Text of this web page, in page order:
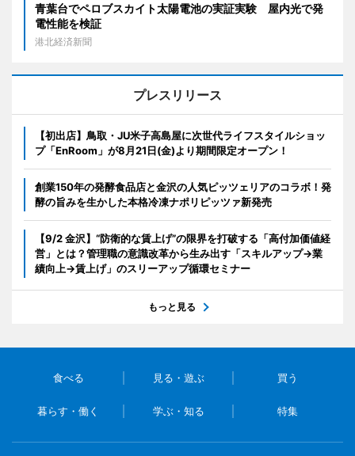
青葉台でペロブスカイト太陽電池の実証実験 屋内光で発
電性能を検証
港北経済新聞
プレスリリース
【初出店】鳥取・JU米子高島屋に次世代ライフスタイルショッ
プ「EnRoom」が8月21日(金)より期間限定オープン！
創業150年の発酵食品店と金沢の人気ピッツェリアのコラボ！発
酵の旨みを生かした本格冷凍ナポリピッツァ新発売
【9/2 金沢】“防衛的な賃上げ”の限界を打破する「高付加価値経
営」とは？管理職の意識改革から生み出す「スキルアップ→業
績向上→賃上げ」のスリーアップ循環セミナー
もっと見る
食べる 見る・遊ぶ 買う
暮らす・働く 学ぶ・知る 特集